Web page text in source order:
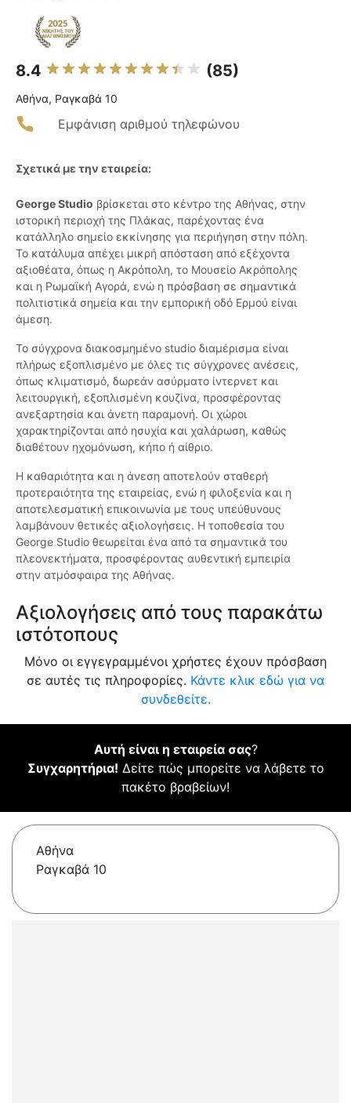
8.4 (85)
Αθήνα, Ραγκαβά 10
Εμφάνιση αριθμού τηλεφώνου
Σχετικά με την εταιρεία:
George Studio βρίσκεται στο κέντρο της Αθήνας, στην
ιστορική περιοχή της Πλάκας, παρέχοντας ένα
κατάλληλο σημείο εκκίνησης για περιήγηση στην πόλη.
Το κατάλυμα απέχει μικρή απόσταση από εξέχοντα
αξιοθέατα, όπως η Ακρόπολη, το Μουσείο Ακρόπολης
και η Ρωμαϊκή Αγορά, ενώ η πρόσβαση σε σημαντικά
πολιτιστικά σημεία και την εμπορική οδό Ερμού είναι
άμεση.
Το σύγχρονα διακοσμημένο studio διαμέρισμα είναι
πλήρως εξοπλισμένο με όλες τις σύγχρονες ανέσεις,
όπως κλιματισμό, δωρεάν ασύρματο ίντερνετ και
λειτουργική, εξοπλισμένη κουζίνα, προσφέροντας
ανεξαρτησία και άνετη παραμονή. Οι χώροι
χαρακτηρίζονται από ησυχία και χαλάρωση, καθώς
διαθέτουν ηχομόνωση, κήπο ή αίθριο.
Η καθαριότητα και η άνεση αποτελούν σταθερή
προτεραιότητα της εταιρείας, ενώ η φιλοξενία και η
αποτελεσματική επικοινωνία με τους υπεύθυνους
λαμβάνουν θετικές αξιολογήσεις. Η τοποθεσία του
George Studio θεωρείται ένα από τα σημαντικά του
πλεονεκτήματα, προσφέροντας αυθεντική εμπειρία
στην ατμόσφαιρα της Αθήνας.
Αξιολογήσεις από τους παρακάτω
ιστότοπους
Μόνο οι εγγεγραμμένοι χρήστες έχουν πρόσβαση
σε αυτές τις πληροφορίες. Κάντε κλικ εδώ για να
συνδεθείτε.
Αυτή είναι η εταιρεία σας?
Συγχαρητήρια! Δείτε πώς μπορείτε να λάβετε το
πακέτο βραβείων!
Αθήνα
Ραγκαβά 10